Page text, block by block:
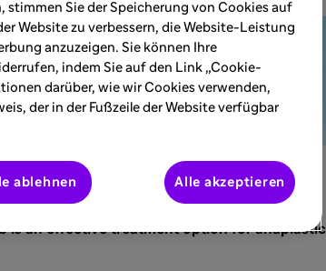
is an effective treatment option for anaplastic
stimmen Sie der Speicherung von Cookies auf
Website zu verbessern, die Website-Leistung
anzuzeigen. Sie können Ihre
indem Sie auf den Link „Cookie-
darüber, wie wir Cookies verwenden,
der in der Fußzeile der Website verfügbar
Alle akzeptieren
ablehnen